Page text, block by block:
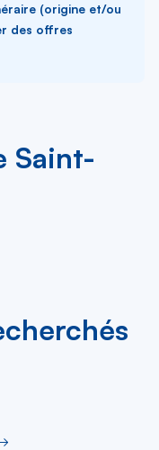
(origine et/ou
des offres
Saint-